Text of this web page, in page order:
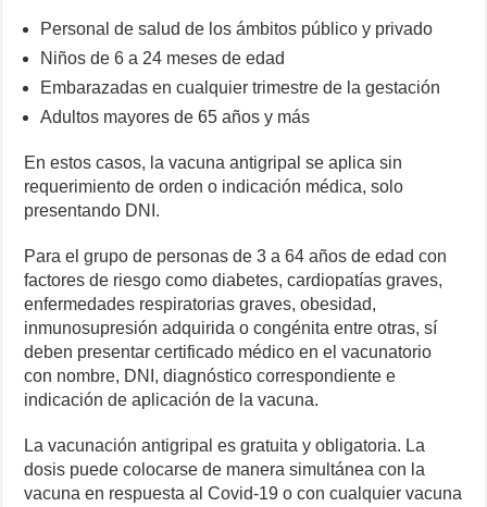
Personal de salud de los ámbitos público y privado
Niños de 6 a 24 meses de edad
Embarazadas en cualquier trimestre de la gestación
Adultos mayores de 65 años y más
En estos casos, la vacuna antigripal se aplica sin
requerimiento de orden o indicación médica, solo
presentando DNI.
Para el grupo de personas de 3 a 64 años de edad con
factores de riesgo como diabetes, cardiopatías graves,
enfermedades respiratorias graves, obesidad,
inmunosupresión adquirida o congénita entre otras, sí
deben presentar certificado médico en el vacunatorio
con nombre, DNI, diagnóstico correspondiente e
indicación de aplicación de la vacuna.
La vacunación antigripal es gratuita y obligatoria. La
dosis puede colocarse de manera simultánea con la
vacuna en respuesta al Covid-19 o con cualquier vacuna